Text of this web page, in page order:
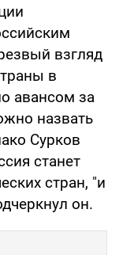
взгляд
в
авансом за
назвать
Сурков
станет
стран, "и
он.